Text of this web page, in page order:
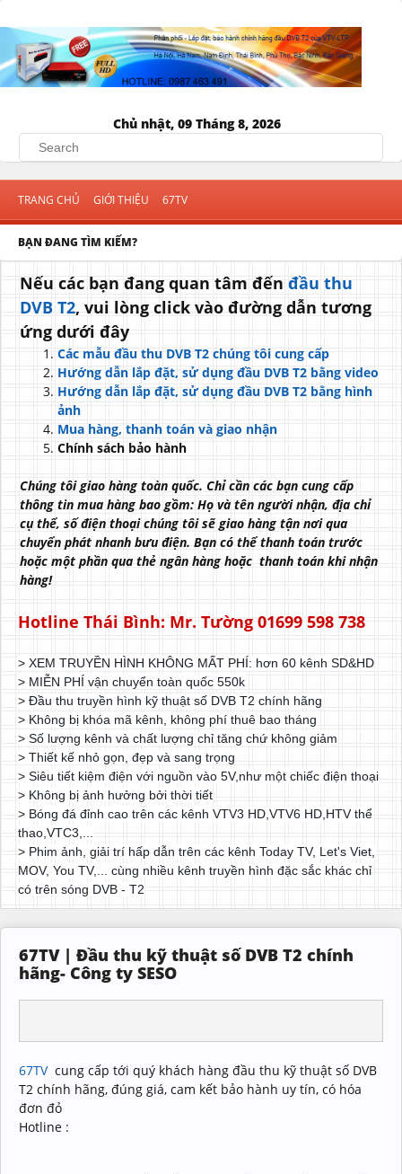
Chủ nhật, 09 Tháng 8, 2026
Search
TRANG CHỦ GIỚI THIỆU 67TV
BẠN ĐANG TÌM KIẾM?
Nếu các bạn đang quan tâm đến đầu thu
DVB T2, vui lòng click vào đường dẫn tương
ứng dưới đây
Các mẫu đầu thu DVB T2 chúng tôi cung cấp
Hướng dẫn lắp đặt, sử dụng đầu DVB T2 bằng video
Hướng dẫn lắp đặt, sử dụng đầu DVB T2 bằng hình
ảnh
Mua hàng, thanh toán và giao nhận
Chính sách bảo hành
Chúng tôi giao hàng toàn quốc. Chỉ cần các bạn cung cấp
thông tin mua hàng bao gồm: Họ và tên người nhận, địa chỉ
cụ thể, số điện thoại chúng tôi sẽ giao hàng tận nơi qua
chuyển phát nhanh bưu điện. Bạn có thể thanh toán trước
hoặc một phần qua thẻ ngân hàng hoặc thanh toán khi nhận
hàng!
Hotline Thái Bình: Mr. Tường 01699 598 738
> XEM TRUYỀN HÌNH KHÔNG MẤT PHÍ: hơn 60 kênh SD&HD
> MIỄN PHÍ vận chuyển toàn quốc 550k
> Đầu thu truyền hình kỹ thuật số DVB T2 chính hãng
> Không bị khóa mã kênh, không phí thuê bao tháng
> Số lượng kênh và chất lượng chỉ tăng chứ không giảm
> Thiết kế nhỏ gọn, đẹp và sang trọng
> Siêu tiết kiệm điện với nguồn vào 5V,như một chiếc điện thoại
> Không bị ảnh hưởng bởi thời tiết
> Bóng đá đỉnh cao trên các kênh VTV3 HD,VTV6 HD,HTV thể
thao,VTC3,...
> Phim ảnh, giải trí hấp dẫn trên các kênh Today TV, Let's Viet,
MOV, You TV,... cùng nhiều kênh truyền hình đặc sắc khác chỉ
có trên sóng DVB - T2
67TV | Đầu thu kỹ thuật số DVB T2 chính
hãng- Công ty SESO
67TVcung cấp tới quý khách hàng đầu thu kỹ thuật số DVB
T2 chính hãng, đúng giá, cam kết bảo hành uy tín, có hóa
đơn đỏ
Hotline :